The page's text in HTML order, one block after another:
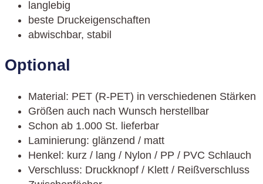
langlebig
beste Druckeigenschaften
abwischbar, stabil
Optional
Material: PET (R-PET) in verschiedenen Stärken
Größen auch nach Wunsch herstellbar
Schon ab 1.000 St. lieferbar
Laminierung: glänzend / matt
Henkel: kurz / lang / Nylon / PP / PVC Schlauch
Verschluss: Druckknopf / Klett / Reißverschluss